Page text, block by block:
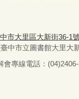
市大里區大新街36-1
中市立圖書館大里大
線電話：(04)2406-